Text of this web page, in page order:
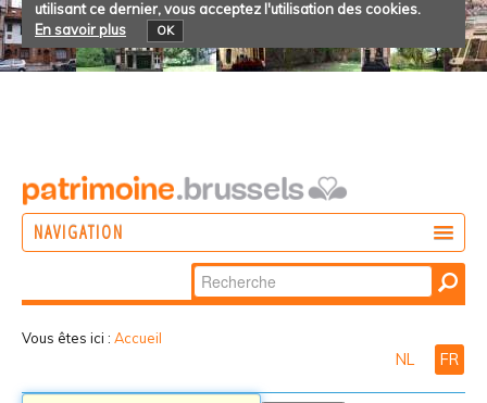
utilisant ce dernier, vous acceptez l'utilisation des cookies.
En savoir plus
OK
NAVIGATION
Chercher par
Recherche
Vous êtes ici : Accueil
NL FR